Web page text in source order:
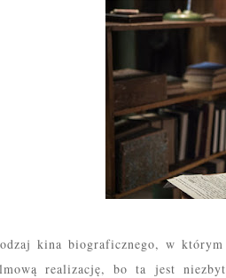
kina biograficznego, w
realizację, bo ta jest